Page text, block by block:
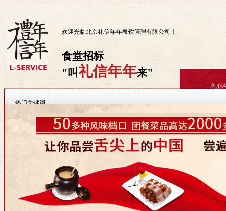
欢迎光临北京礼信年年餐饮管理有限公司！
食堂招标
叫礼信年年来
礼信
热门关键词：